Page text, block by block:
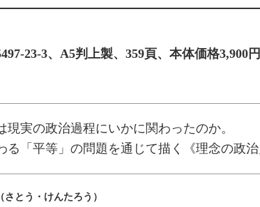
23-3、A5判上製、359頁、本体価格3,900
現実の政治過程にいかに関わったのか。
る「平等」の問題を通じて描く《理念の政治
さとう・けんたろう）